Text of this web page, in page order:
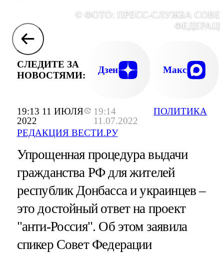
19:13 11 ИЮЛЯ
2022
19:14
11.07.2022
РЕДАКЦИЯ ВЕСТИ.РУ
ПОЛИТИКА
© ФОТО: ПРЕСС-СЛУЖБА
СЛЕДИТЕ ЗА
НОВОСТЯМИ:
Дзен Макс
Упрощенная процедура выдачи
гражданства РФ для жителей
республик Донбасса и украинцев –
это достойный ответ на проект
"анти-Россия". Об этом заявила
спикер Совет Федерации